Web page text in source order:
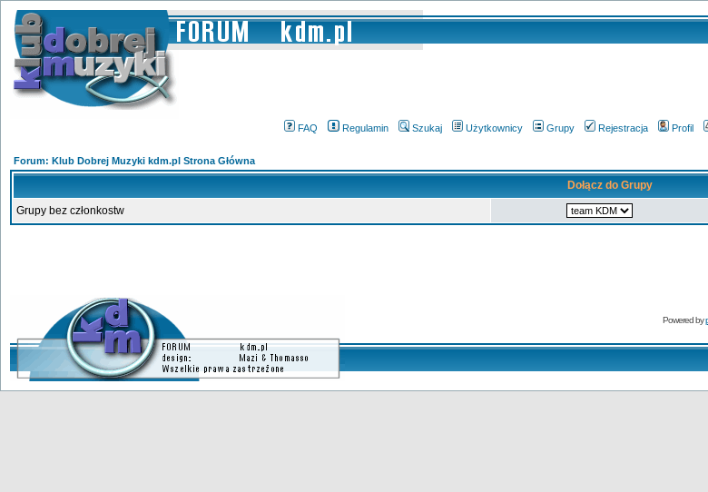
FAQ Regulamin Szukaj Użytkownicy Grupy Rejestracja Profil
Forum: Klub Dobrej Muzyki kdm.pl Strona Główna
Dołącz do Grupy
Grupy bez członkostw
Powered by